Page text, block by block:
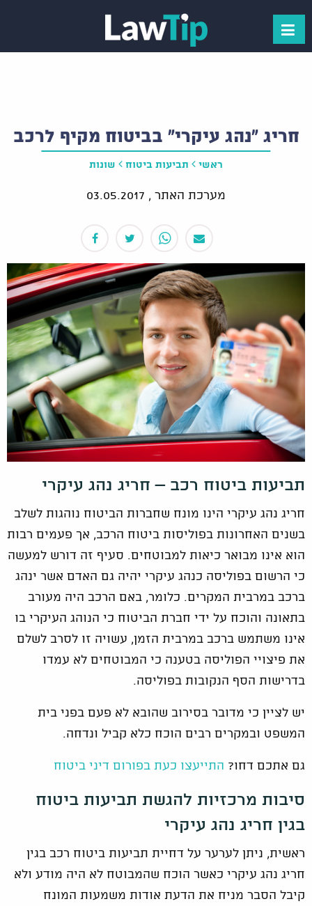
חריג "נהג עיקרי" בביטוח מקיף לרכב
ראשי תביעות ביטוח שונות
מערכת האתר , 03.05.2017
תביעות ביטוח רכב – חריג נהג עיקרי
חריג נהג עיקרי הינו מונח שחברות הביטוח נוהגות לשלב
בשנים האחרונות בפוליסות ביטוח הרכב, אך פעמים רבות
הוא אינו מבואר כיאות למבוטחים. סעיף זה דורש למעשה
כי הרשום בפוליסה כנהג עיקרי יהיה גם האדם אשר ינהג
ברכב במרבית המקרים. כלומר, באם הרכב היה מעורב
בתאונה והוכח על ידי חברת הביטוח כי הנוהג העיקרי בו
אינו משתמש ברכב במרבית הזמן, עשויה זו לסרב לשלם
את פיצויי הפוליסה בטענה כי המבוטחים לא עמדו
בדרישות הסף הנקובות בפוליסה.
יש לציין כי מדובר בסירוב שהובא לא פעם בפני בית
המשפט ובמקרים רבים הוכח כלא קביל ונדחה.
גם אתכם דחו? התייעצו כעת בפורום דיני ביטוח
סיבות מרכזיות להגשת תביעות ביטוח
בגין חריג נהג עיקרי
ראשית, ניתן לערער על דחיית תביעות ביטוח רכב בגין
חריג נהג עיקרי כאשר הוכח שהמבוטח לא היה מודע ולא
קיבל הסבר מניח את הדעת אודות משמעות המונח